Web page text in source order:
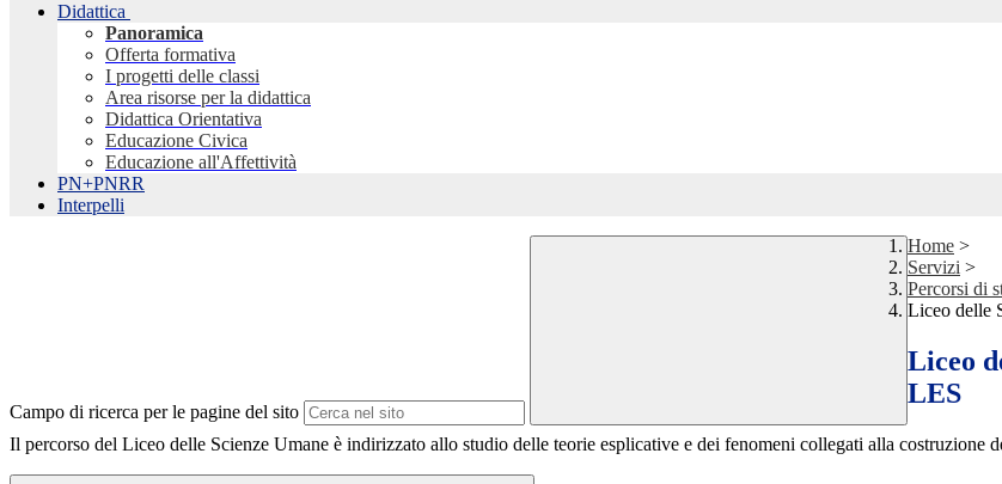
Didattica
Panoramica
Offerta formativa
I progetti delle classi
Area risorse per la didattica
Didattica Orientativa
Educazione Civica
Educazione all'Affettività
PN+PNRR
Interpelli
Campo di ricerca per le pagine del sito
Home >
Servizi >
Percorsi di
Liceo delle
Liceo
LES
Il percorso del Liceo delle Scienze Umane è indirizzato allo studio delle teorie esplicative e dei fenomeni collegati alla costruzione